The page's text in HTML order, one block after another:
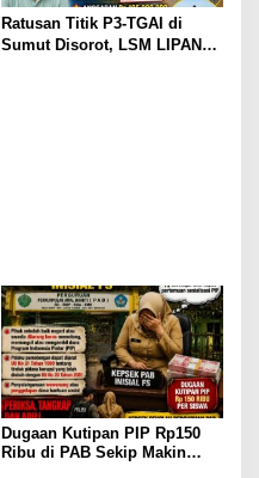
Ratusan Titik P3-TGAI di
Sumut Disorot, LSM LIPAN
Dugaan Kutipan PIP Rp150
Ribu di PAB Sekip Makin